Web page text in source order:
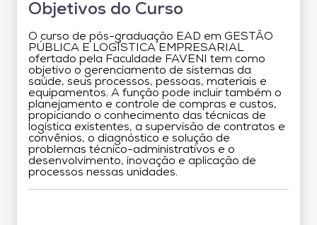
Objetivos do Curso
O curso de pós-graduação EAD em GESTÃO
PÚBLICA E LOGÍSTICA EMPRESARIAL
ofertado pela Faculdade FAVENI tem como
objetivo o gerenciamento de sistemas da
saúde, seus processos, pessoas, materiais e
equipamentos. A função pode incluir também o
planejamento e controle de compras e custos,
propiciando o conhecimento das técnicas de
logística existentes, a supervisão de contratos e
convênios, o diagnóstico e solução de
problemas técnico-administrativos e o
desenvolvimento, inovação e aplicação de
processos nessas unidades.